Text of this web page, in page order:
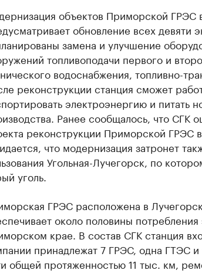
объектов Приморской ГРЭС
обновление всех девяти
замена и улучшение
топливоподачи первого и
водоснабжения, топливно-
реконструкции станция сможет
электроэнергию и питать
Ранее сообщалось, что СГК
реконструкции Приморской ГРЭС
что модернизация затронет
Угольная-Лучегорск, по
уголь.
ГРЭС расположена в
около половины
крае. В состав СГК станция
принадлежат 7 ГРЭС, одна ГТЭС
общей протяженностью 11 тыс. км,